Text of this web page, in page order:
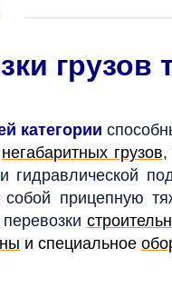
грузов
категории
негабаритных грузов,
гидравлической
собой прицепную
и специальное